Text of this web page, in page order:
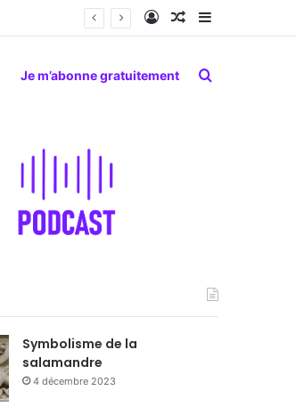
Connexion
Article Aléatoire
Sidebar
Je m’abonne gratuitement Rechercher
Symbolisme de la
salamandre
4 décembre 2023